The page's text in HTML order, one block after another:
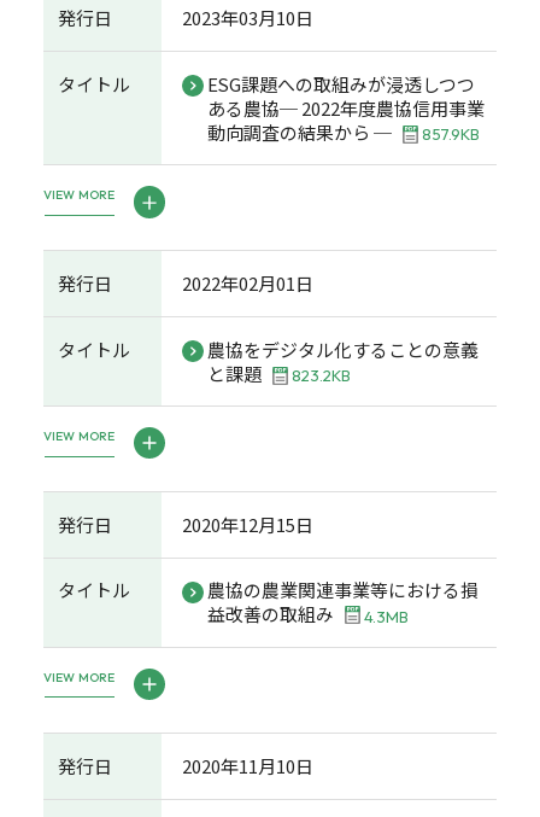
発行日 2023年03月10日
タイトル
ESG課題への取組みが浸透しつつ
ある農協─ 2022年度農協信用事業
動向調査の結果から ─
857.9KB
VIEW MORE
発行日 2022年02月01日
タイトル
農協をデジタル化することの意義
と課題
823.2KB
VIEW MORE
発行日 2020年12月15日
タイトル
農協の農業関連事業等における損
益改善の取組み
4.3MB
VIEW MORE
発行日 2020年11月10日